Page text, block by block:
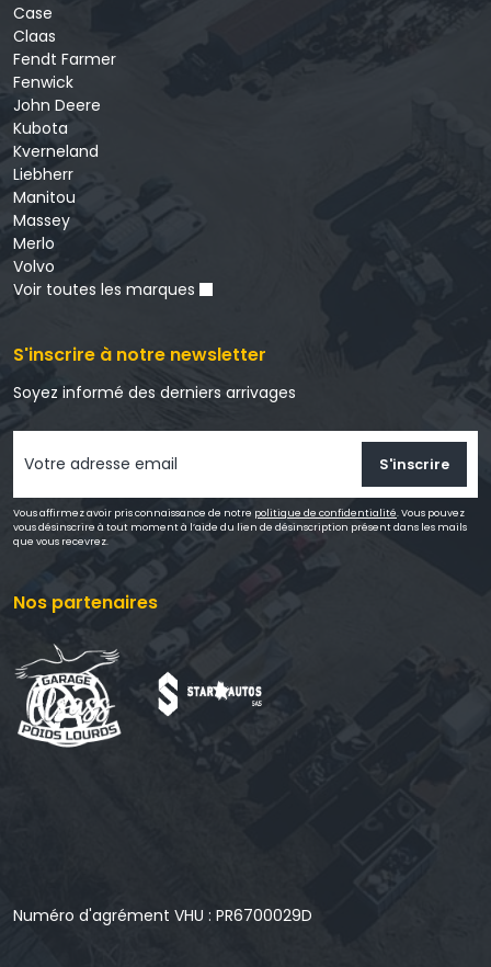
Case
Claas
Fendt Farmer
Fenwick
John Deere
Kubota
Kverneland
Liebherr
Manitou
Massey
Merlo
Volvo
Voir toutes les marques
S'inscrire à notre newsletter
Soyez informé des derniers arrivages
S'inscrire
Vous affirmez avoir pris connaissance de notre politique de confidentialité. Vous pouvez
vous désinscrire à tout moment à l’aide du lien de désinscription présent dans les mails
que vous recevrez.
Nos partenaires
Numéro d'agrément VHU : PR6700029D